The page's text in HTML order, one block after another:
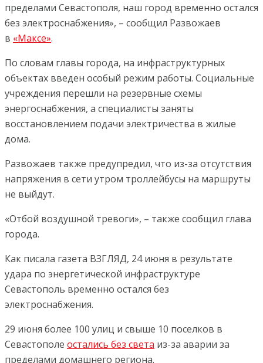
пределами Севастополя, наш город временно остался
без электроснабжения», – сообщил Развожаев
в «Максе».
По словам главы города, на инфраструктурных
объектах введен особый режим работы. Социальные
учреждения перешли на резервные схемы
энергоснабжения, а специалисты заняты
восстановлением подачи электричества в жилые
дома.
Развожаев также предупредил, что из-за отсутствия
напряжения в сети утром троллейбусы на маршруты
не выйдут.
«Отбой воздушной тревоги», – также сообщил глава
города.
Как писала газета ВЗГЛЯД, 24 июня в результате
удара по энергетической инфраструктуре
Севастополь временно остался без
электроснабжения.
29 июня более 100 улиц и свыше 10 поселков в
Севастополе остались без света из-за аварии за
пределами домашнего региона.